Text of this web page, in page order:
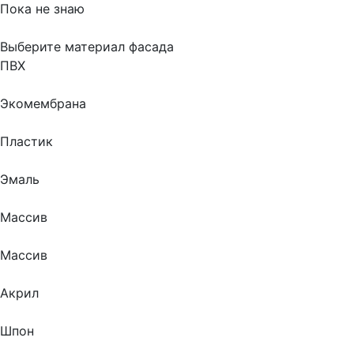
Пока не знаю
Выберите материал фасада
ПВХ
Экомембрана
Пластик
Эмаль
Массив
Массив
Акрил
Шпон